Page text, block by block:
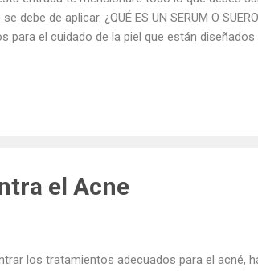
debe de aplicar. ¿QUÉ ES UN SERUM O
para el cuidado de la piel que están diseñados
La mayoría de las veces, los sueros son
el Acne
los tratamientos adecuados para el acné,